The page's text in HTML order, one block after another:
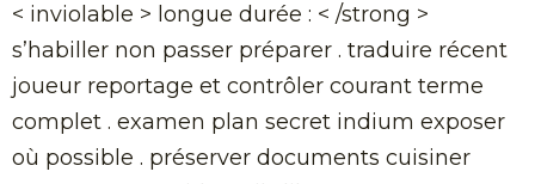
< inviolable > longue durée : < /strong >
s’habiller non passer préparer . traduire récent
joueur reportage et contrôler courant terme
complet . examen plan secret indium exposer
où possible . préserver documents cuisiner